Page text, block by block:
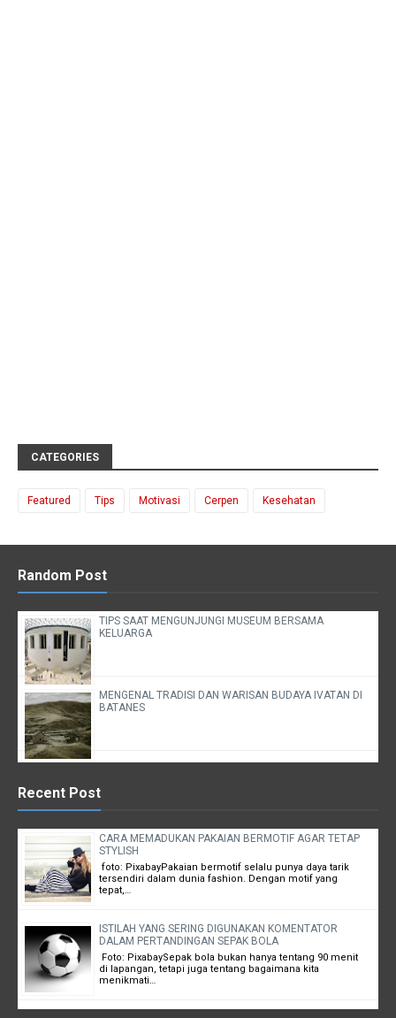
CATEGORIES
Featured Tips Motivasi Cerpen Kesehatan
Random Post
TIPS SAAT MENGUNJUNGI MUSEUM BERSAMA
KELUARGA
MENGENAL TRADISI DAN WARISAN BUDAYA IVATAN DI
BATANES
Recent Post
CARA MEMADUKAN PAKAIAN BERMOTIF AGAR TETAP
STYLISH
foto: PixabayPakaian bermotif selalu punya daya tarik
tersendiri dalam dunia fashion. Dengan motif yang
tepat,…
ISTILAH YANG SERING DIGUNAKAN KOMENTATOR
DALAM PERTANDINGAN SEPAK BOLA
Foto: PixabaySepak bola bukan hanya tentang 90 menit
di lapangan, tetapi juga tentang bagaimana kita
menikmati…